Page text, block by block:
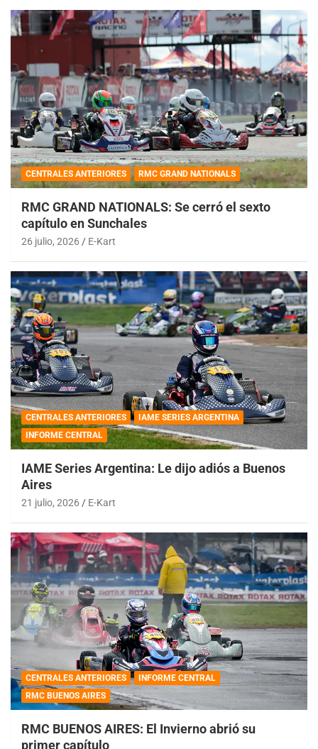
CENTRALES ANTERIORES RMC GRAND NATIONALS
RMC GRAND NATIONALS: Se cerró el sexto
capítulo en Sunchales
26 julio, 2026 E-Kart
CENTRALES ANTERIORES
IAME SERIES ARGENTINA
INFORME CENTRAL
IAME Series Argentina: Le dijo adiós a Buenos
Aires
21 julio, 2026 E-Kart
CENTRALES ANTERIORES
INFORME CENTRAL
RMC BUENOS AIRES
RMC BUENOS AIRES: El Invierno abrió su
primer capítulo